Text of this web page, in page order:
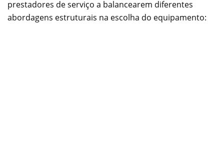
prestadores de serviço a balancearem diferentes
abordagens estruturais na escolha do equipamento: